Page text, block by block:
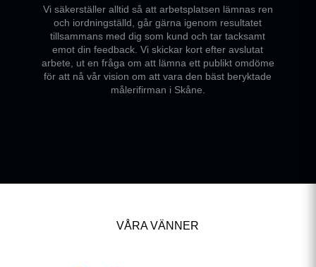
Vi säkerställer alltid så att arbetsplatsen lämnas ren
och iordningställd, går gärna igenom resultatet
tillsammans med dig som kund och tar tacksamt
emot din feedback. Vi skickar kort efter avslutat
arbete, ut en fråga om att lämna ett publikt omdöme
för att nå vår vision om att vara den bäst beryktade
målerifirman i Skåne.
VÅRA VÄNNER